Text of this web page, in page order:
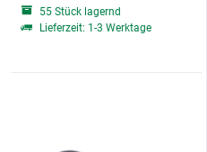
55 Stück lagernd
Lieferzeit: 1-3 Werktage